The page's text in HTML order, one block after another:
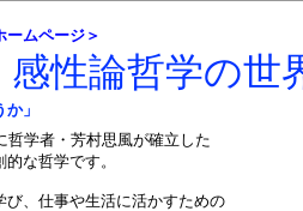
ムページ＞
感性論哲学の世
」
哲学者・芳村思風が確立した
的な哲学です。
び、仕事や生活に活かすための